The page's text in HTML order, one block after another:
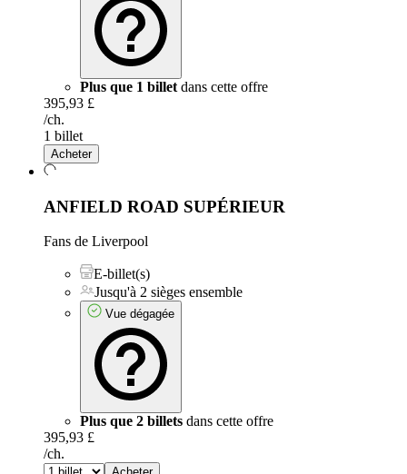
Plus que 1 billet dans cette offre
395,93 £
/ch.
1 billet
Acheter
ANFIELD ROAD SUPÉRIEUR
Fans de Liverpool
E-billet(s)
Jusqu'à 2 sièges ensemble
Vue dégagée
Plus que 2 billets dans cette offre
395,93 £
/ch.